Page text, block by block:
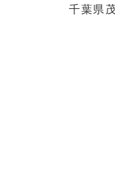
千葉県